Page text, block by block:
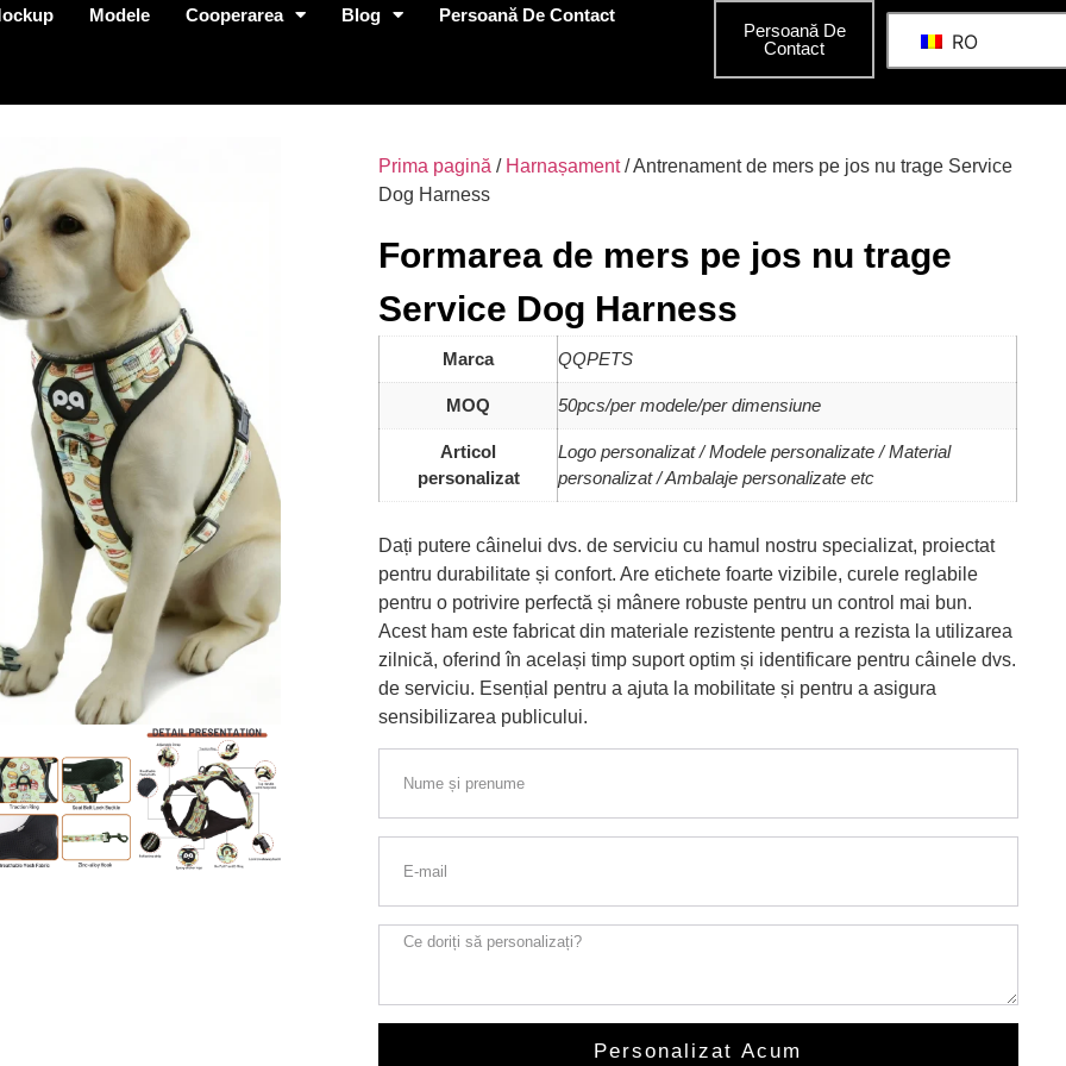
Modele Cooperarea Blog Persoană De Contact
Persoană De
Contact
RO
Prima pagină / Harnașament/ Antrenament de mers pe jos nu trage Service
Dog Harness
Formarea de mers pe jos nu trage
Service Dog Harness
Marca QQPETS
MOQ 50pcs/per modele/per dimensiune
Articol
personalizat
Logo personalizat / Modele personalizate / Material
personalizat / Ambalaje personalizate etc
Dați putere câinelui dvs. de serviciu cu hamul nostru specializat, proiectat
pentru durabilitate și confort. Are etichete foarte vizibile, curele reglabile
pentru o potrivire perfectă și mânere robuste pentru un control mai bun.
Acest ham este fabricat din materiale rezistente pentru a rezista la utilizarea
zilnică, oferind în același timp suport optim și identificare pentru câinele dvs.
de serviciu. Esențial pentru a ajuta la mobilitate și pentru a asigura
sensibilizarea publicului.
Personalizat Acum